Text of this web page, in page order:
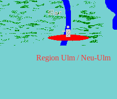
Region Ulm / Neu-Ulm